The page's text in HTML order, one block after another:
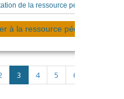
de la ressource pédagogique
à la ressource pédagogique
3 4 5 6